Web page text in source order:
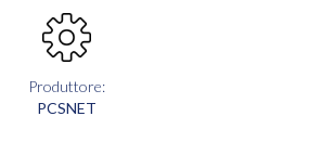
Produttore:
PCSNET